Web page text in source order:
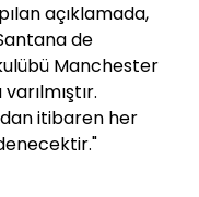
açıklamada,
de
Manchester
itibaren her